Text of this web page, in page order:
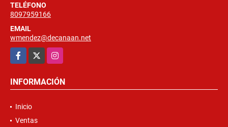
TELÉFONO
8097959166
EMAIL
wmendez@decanaan.net
Facebook
Instagram
INFORMACIÓN
Inicio
Ventas